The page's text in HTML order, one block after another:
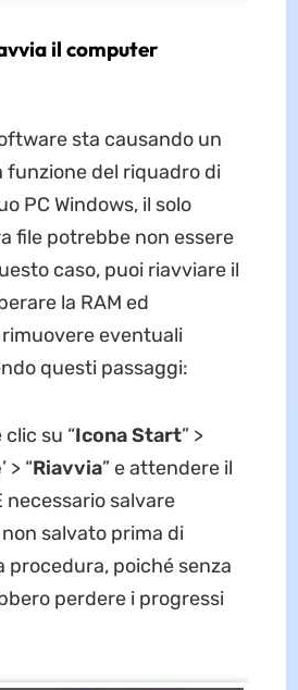
il computer
sta causando un
funzione del riquadro di
PC Windows, il solo
file potrebbe non essere
caso, puoi riavviare il
la RAM ed
eventuali
questi passaggi:
su “Icona Start” >
’ > “Riavvia” e attendere il
necessario salvare
salvato prima di
procedura, poiché senza
perdere i progressi